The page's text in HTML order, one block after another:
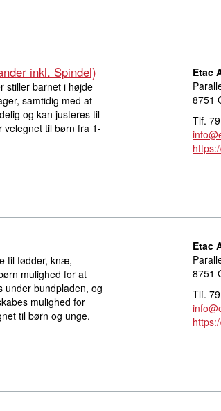
inkl. Spindel)
stiller barnet i højde
samtidig med at
og kan justeres til
velegnet til børn fra 1-
Etac
8751
Tlf.
til fødder, knæ,
mulighed for at
bundpladen, og
mulighed for
til børn og unge.
Etac
8751
Tlf.